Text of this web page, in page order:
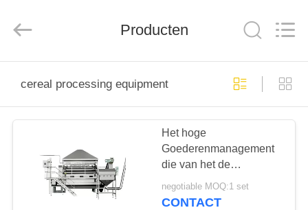
PRODUCTEN
ONGEVEER
Producten
cereal processing equipment
Het hoge
Goederenmanagement
die van het de
Verwerkingsmateriaal
van het
negotiable MOQ:1 set
CONTACT